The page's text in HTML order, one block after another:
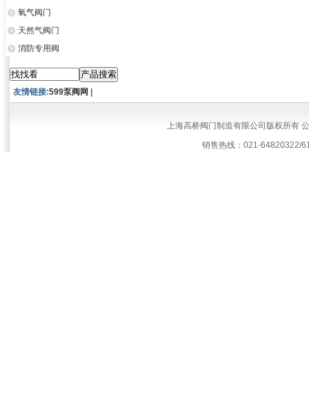
氧气阀门
天然气阀门
消防专用阀
友情链接:599泵阀网
上海高桥阀门制造有限公司版权所有
销售热线：021-64820322/